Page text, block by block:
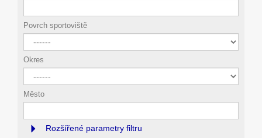
Povrch sportoviště
Okres
Město
Rozšířené parametry filtru